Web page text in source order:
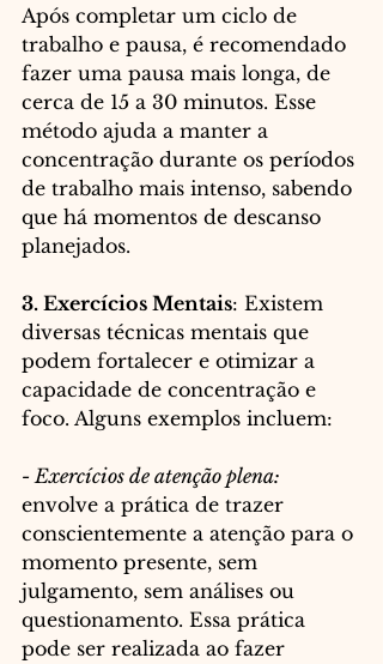
Após completar um ciclo de
trabalho e pausa, é recomendado
fazer uma pausa mais longa, de
cerca de 15 a 30 minutos. Esse
método ajuda a manter a
concentração durante os períodos
de trabalho mais intenso, sabendo
que há momentos de descanso
planejados.
3. Exercícios Mentais: Existem
diversas técnicas mentais que
podem fortalecer e otimizar a
capacidade de concentração e
foco. Alguns exemplos incluem:
- Exercícios de atenção plena:
envolve a prática de trazer
conscientemente a atenção para o
momento presente, sem
julgamento, sem análises ou
questionamento. Essa prática
pode ser realizada ao fazer